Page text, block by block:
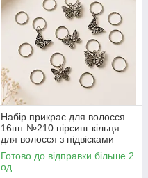
Набір прикрас для волосся
16шт №210 пірсинг кільця
для волосся з підвісками
Готово до відправки більше 2
од.